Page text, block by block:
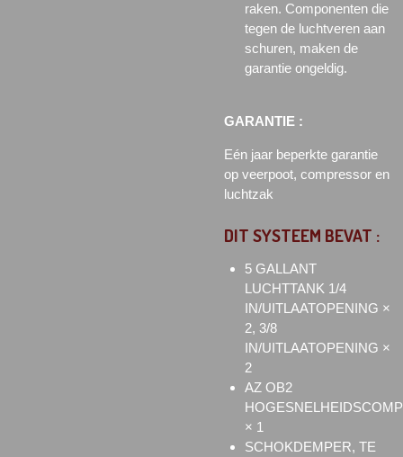
raken. Componenten die
tegen de luchtveren aan
schuren, maken de
garantie ongeldig.
GARANTIE :
Eén jaar beperkte garantie
op veerpoot, compressor en
luchtzak
DIT SYSTEEM BEVAT :
5 GALLANT
LUCHTTANK 1/4
IN/UITLAATOPENING ×
2, 3/8
IN/UITLAATOPENING ×
2
AZ OB2
× 1
SCHOKDEMPER, TE